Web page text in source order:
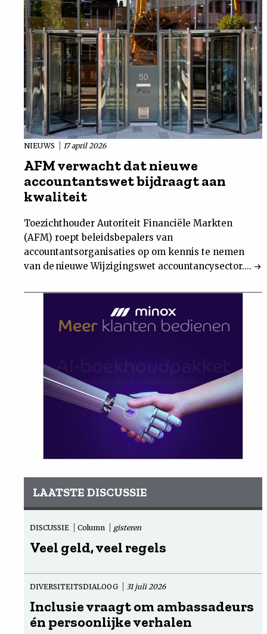
NIEUWS 17 april 2026
AFM verwacht dat nieuwe
accountantswet bijdraagt aan
kwaliteit
Toezichthouder Autoriteit Financiële Markten
(AFM) roept beleidsbepalers van
accountantsorganisaties op om kennis te nemen
van de nieuwe Wijzigingswet accountancysector....
LAATSTE DISCUSSIE
DISCUSSIE Column gisteren
Veel geld, veel regels
DIVERSITEITSDIALOOG 31 juli 2026
Inclusie vraagt om ambassadeurs
én persoonlijke verhalen